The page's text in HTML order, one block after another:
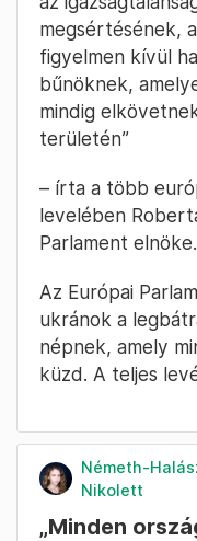
megsértésének,
figyelmen kívül
bűnöknek,
mindig
területén”
– írta a több
levelében
Parlament elnöke.
Az Európai
ukránok a
népnek, amely
küzd. A teljes
Németh-
Nikolett
„Minden